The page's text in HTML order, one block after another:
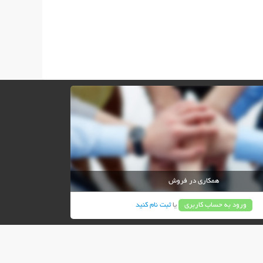
همکاری در فروش
ورود به حساب کاربری یاثبت نام کنید